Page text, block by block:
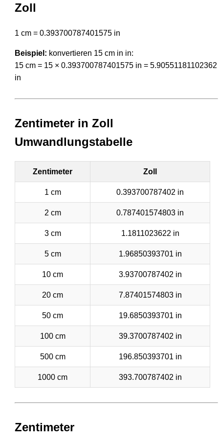
Zoll
1 cm = 0.393700787401575 in
Beispiel: konvertieren 15 cm in in:
15 cm = 15 × 0.393700787401575 in = 5.90551181102362
in
Zentimeter in Zoll
Umwandlungstabelle
Zentimeter Zoll
1 cm 0.393700787402 in
2 cm 0.787401574803 in
3 cm 1.1811023622 in
5 cm 1.96850393701 in
10 cm 3.93700787402 in
20 cm 7.87401574803 in
50 cm 19.6850393701 in
100 cm 39.3700787402 in
500 cm 196.850393701 in
1000 cm 393.700787402 in
Zentimeter